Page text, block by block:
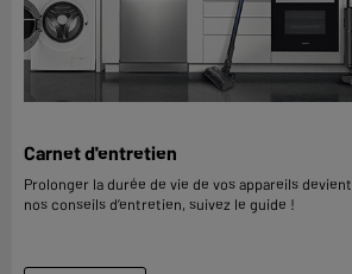
Carnet d'entretien
Prolonger la durée de vie de vos appareils
nos conseils d’entretien, suivez le guide !